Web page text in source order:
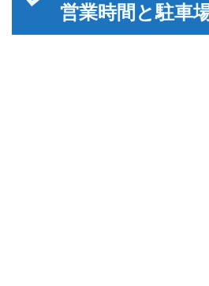
営業時間と駐車